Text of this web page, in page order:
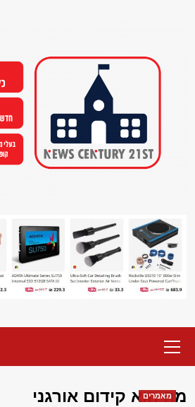
Menu
מה הוא קידום אורגני
מאמרים